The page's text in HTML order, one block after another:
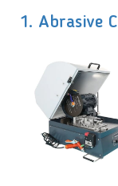
1. Abrasive